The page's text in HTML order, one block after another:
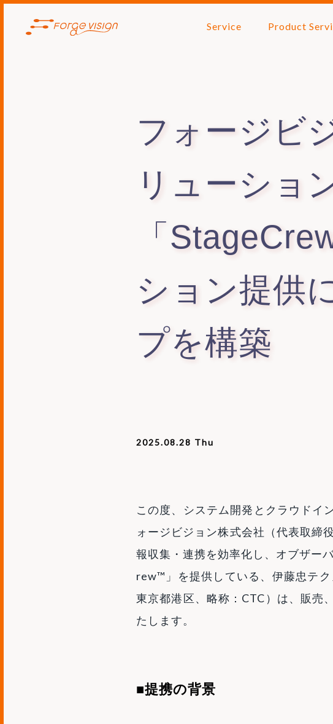
Service Product
フォージビ
リューショ
「
ション提供
プを構築
2025.08.28 Thu
この度、システム開発とクラウドイ
ォージビジョン株式会社（代表取締
報収集・連携を効率化し、オブザー
rew™」を提供している、伊藤忠テ
東京都港区、略称：CTC）は、販売
たします。
■提携の背景